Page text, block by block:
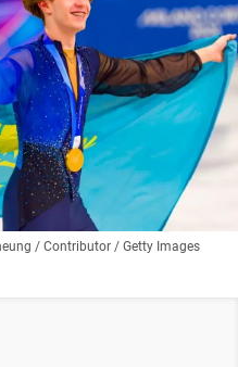
/ Contributor / Getty Images